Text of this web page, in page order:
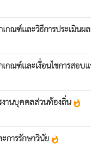
เกณฑ์และวิธีการประเมิ
เกณฑ์และเงื่อนไขการส
งานบุคคลส่วนท้องถิ่นwhatshot
การรักษาวินัย whatshot